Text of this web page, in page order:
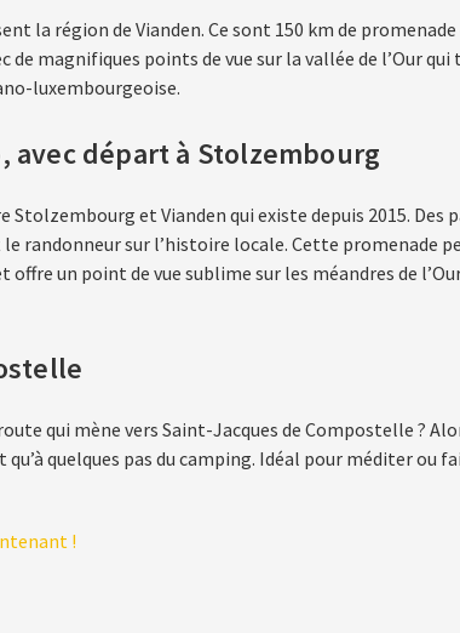
la région de Vianden. Ce sont 150 km de promenade
magnifiques points de vue sur la vallée de l’Our qui
luxembourgeoise.
avec départ à Stolzembourg
Stolzembourg et Vianden qui existe depuis 2015. Des
randonneur sur l’histoire locale. Cette promenade
un point de vue sublime sur les méandres de
qui mène vers Saint-Jacques de Compostelle ?
quelques pas du camping. Idéal pour méditer ou
!